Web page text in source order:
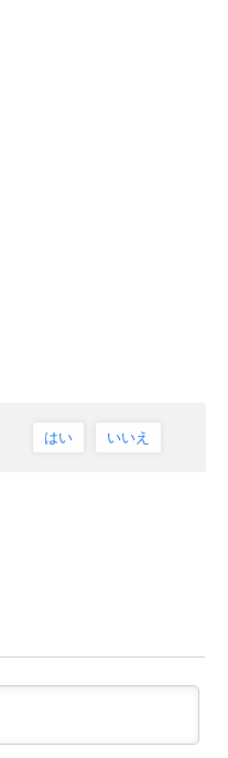
はい いいえ